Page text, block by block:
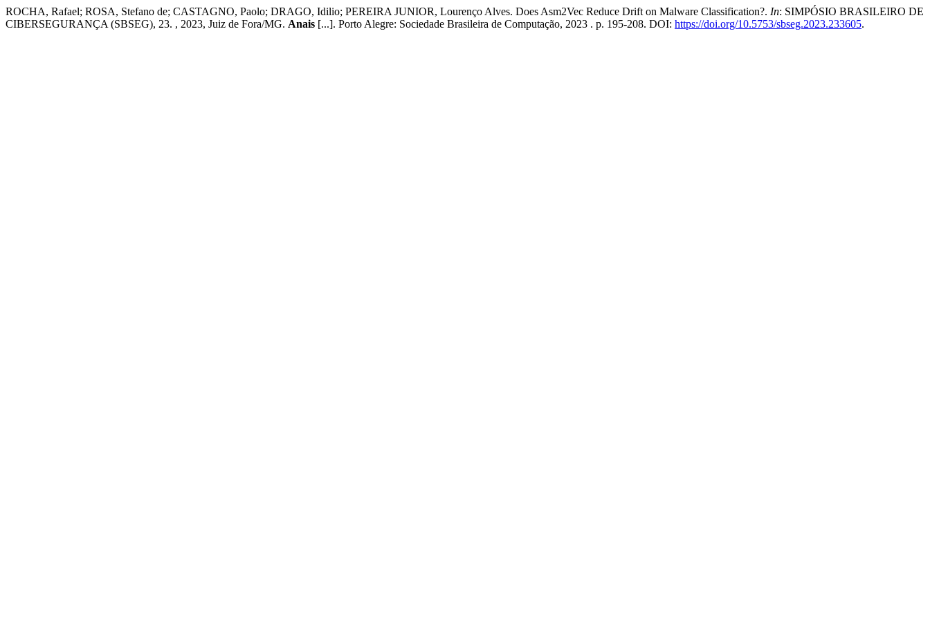
ROCHA, Rafael; ROSA, Stefano de; CASTAGNO, Paolo; DRAGO, Idilio; PEREIRA JUNIOR, Lourenço Alves. Does Asm2Vec Reduce Drift on Malware Classification?. In: SIMPÓSIO BRASILEIRO DE
CIBERSEGURANÇA (SBSEG), 23. , 2023, Juiz de Fora/MG. Anais [...]. Porto Alegre: Sociedade Brasileira de Computação, 2023 . p. 195-208. DOI: https://doi.org/10.5753/sbseg.2023.233605.